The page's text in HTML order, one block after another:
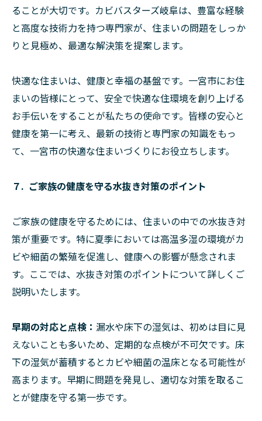
ることが大切です。カビバスターズ岐阜は、豊富な経験
と高度な技術力を持つ専門家が、住まいの問題をしっか
りと見極め、最適な解決策を提案します。
快適な住まいは、健康と幸福の基盤です。一宮市にお住
まいの皆様にとって、安全で快適な住環境を創り上げる
お手伝いをすることが私たちの使命です。皆様の安心と
健康を第一に考え、最新の技術と専門家の知識をもっ
て、一宮市の快適な住まいづくりにお役立ちします。
７. ご家族の健康を守る水抜き対策のポイント
ご家族の健康を守るためには、住まいの中での水抜き対
策が重要です。特に夏季においては高温多湿の環境がカ
ビや細菌の繁殖を促進し、健康への影響が懸念されま
す。ここでは、水抜き対策のポイントについて詳しくご
説明いたします。
早期の対応と点検： 漏水や床下の湿気は、初めは目に見
えないことも多いため、定期的な点検が不可欠です。床
下の湿気が蓄積するとカビや細菌の温床となる可能性が
高まります。早期に問題を発見し、適切な対策を取るこ
とが健康を守る第一歩です。